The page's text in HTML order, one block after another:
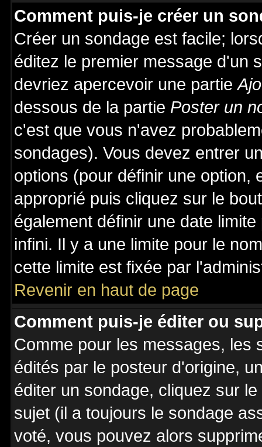
Comment puis-je créer un
Créer un sondage est facile;
éditez le premier message d'un
devriez apercevoir une partie
dessous de la partie Poster un
c'est que vous n'avez
sondages). Vous devez entrer
options (pour définir une option,
approprié puis cliquez sur le
également définir une date
infini. Il y a une limite pour le
cette limite est fixée par
Revenir en haut de page
Comment puis-je éditer ou
Comme pour les messages, les
édités par le posteur d'origine,
éditer un sondage, cliquez sur
sujet (il a toujours le sondage
voté, vous pouvez alors